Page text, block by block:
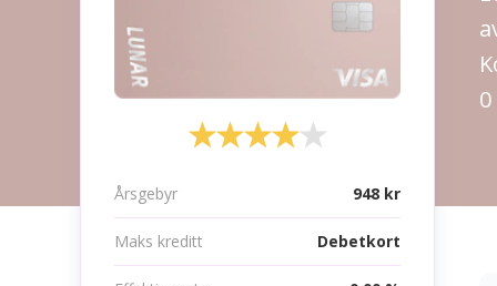
Årsgebyr 948 kr
Maks kreditt Debetkort